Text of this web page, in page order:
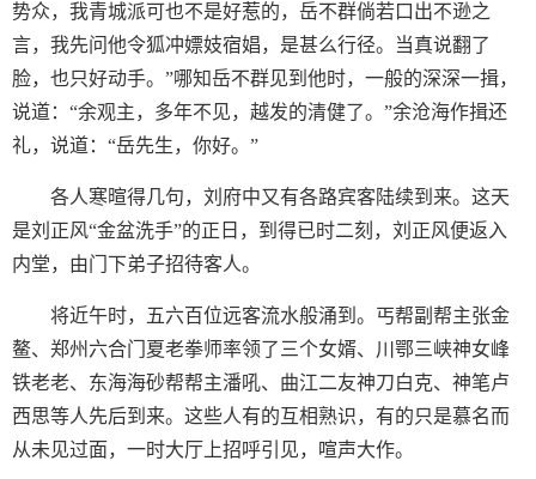
势众，我青城派可也不是好惹的，岳不群倘若口出不逊之
言，我先问他令狐冲嫖妓宿娼，是甚么行径。当真说翻了
脸，也只好动手。”哪知岳不群见到他时，一般的深深一揖，
说道：“余观主，多年不见，越发的清健了。”余沧海作揖还
礼，说道：“岳先生，你好。”
各人寒暄得几句，刘府中又有各路宾客陆续到来。这天
是刘正风“金盆洗手”的正日，到得已时二刻，刘正风便返入
内堂，由门下弟子招待客人。
将近午时，五六百位远客流水般涌到。丐帮副帮主张金
鳌、郑州六合门夏老拳师率领了三个女婿、川鄂三峡神女峰
铁老老、东海海砂帮帮主潘吼、曲江二友神刀白克、神笔卢
西思等人先后到来。这些人有的互相熟识，有的只是慕名而
从未见过面，一时大厅上招呼引见，喧声大作。